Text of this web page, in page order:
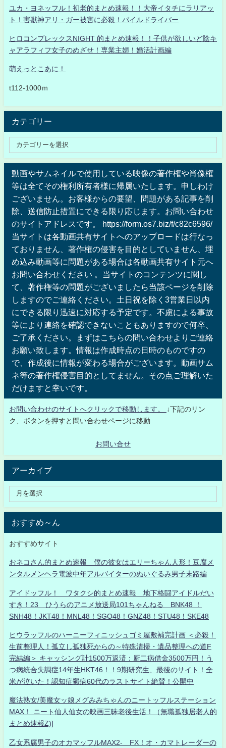
ユカ・ヨネッフル！初老的まとめ速報！！大帝イタチにラリアッ
ト！害獣神アリ・ガー被害に必殺！パイルドライバー
ヒロコンプレックスNIGHT 的まとめ速報！！子供が欲しいど陰キ
ャアラフィフ女子のめざせ！専業主婦！婚活計画編
萌えっとこあに！
t112-1000ｍ
カテゴリー
動画やサムネイルで使用している映像の著作権や肖像権
等は全てその権利所有者様に帰属いたします。申しわけ
ございません。お客様からの要望、問題がある記事を削
除、送信防止措置にできる限り応じます。お問い合わせ
のサイトアドレスです。 https://form.os7.biz/f/c82c6596/
当サイトは各動画共有サイトへのアップロードは行なっ
ておりません、著作権の侵害を目的としていません、埋
め込み動画等に問題がある場合は各動画共有サイト元へ
お問い合わせください 。当サイトのコンテンツに関し
て、著作権等の問題がございましたら当該ページを削除
しますのでご連絡ください。土日祝を除く3営業日以内
にできる限り迅速に対応する予定です。不慮による事故
等により連絡を確認できないこともありますので何卒、
ご了承ください。まずはこちらの問い合わせよりご連絡
お願い致します。情報は作成時点の日時のものですの
で、作成後に情報が変わる場合がございます。動画サム
ネ等の著作権侵害目的としてません。その点ご理解いた
だけますと幸いです。
お問い合わせのサイトへクリックで移動します。
↓下記のリン
ク、ボタンを押すと問い合わせページに移動
お問い合せ
アーカイブ
おすすめ～ん
おすすめサイト
おネコさん的まとめ速報 僕の彼女はエリーちゃん人形！豆腐メ
ンタルメンヘラ電波中年アルバイターのぬいぐるみ男子末路編
アイドッフル！ ワタクシ的まとめ速報 地下格闘アイドルだい
すき！23 ひうらのアニメ放送局101ちゃんねる BNK48 ！
SNH48！JKT48！MNL48！SGO48！GNZ48！STU48！SKE48
ヒウラッフルのハーニーフィニッシュゴミ屋敷補完計画 ＜必殺！
生前整理人！孤立し孤独死からの～特殊清掃・遺品整理への道F
完結編＞ キャッシング計1500万返済：厨二病借金3500万円！う
つ病統合失調症14年生HKT46！！9期研究生、最後のサイト！全
米が泣いた！認知症鬱病60代のラストサイト絶賛！公開中
魔法熟女/美魔女ッ娘メグみみちゃんのニートッフルステーション
MAX！ ニート仙人仙女の映画三昧老後生活！（無職孤独居老人的
まとめ速報Z)]
乙女系腐男子のオカマッフルMAX2- FX！オ・カマトレーダーの